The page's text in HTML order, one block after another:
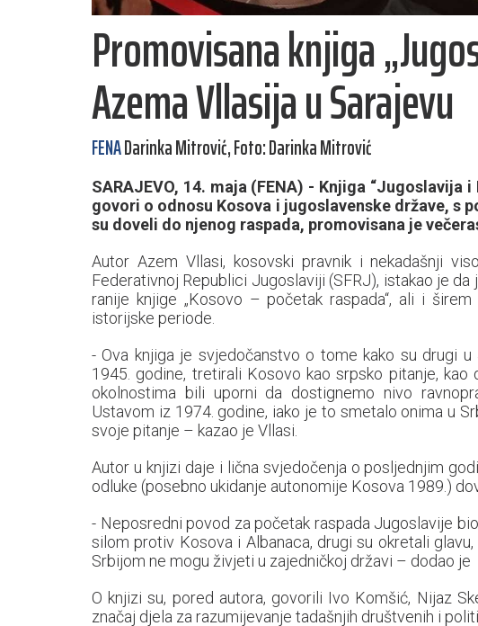
Promovisana knjiga
Azema Vllasija u Sarajevu
FENADarinka Mitrović, Foto: Darinka Mitrović
SARAJEVO, 14. maja (FENA) - Knjiga “Jugoslavija
govori o odnosu Kosova i jugoslavenske države, s
su doveli do njenog raspada, promovisana je
Autor Azem Vllasi, kosovski pravnik i nekadašnji
Federativnoj Republici Jugoslaviji (SFRJ), istakao je
ranije knjige „Kosovo – početak raspada“, ali i
istorijske periode.
- Ova knjiga je svjedočanstvo o tome kako su drugi
1945. godine, tretirali Kosovo kao srpsko pitanje,
okolnostima bili uporni da dostignemo nivo
Ustavom iz 1974. godine, iako je to smetalo onima u
svoje pitanje – kazao je Vllasi.
Autor u knjizi daje i lična svjedočenja o posljednjim
odluke (posebno ukidanje autonomije Kosova 1989.)
- Neposredni povod za početak raspada Jugoslavije
silom protiv Kosova i Albanaca, drugi su okretali
Srbijom ne mogu živjeti u zajedničkoj državi – dodao je
O knjizi su, pored autora, govorili Ivo Komšić, Nijaz
značaj djela za razumijevanje tadašnjih društvenih i